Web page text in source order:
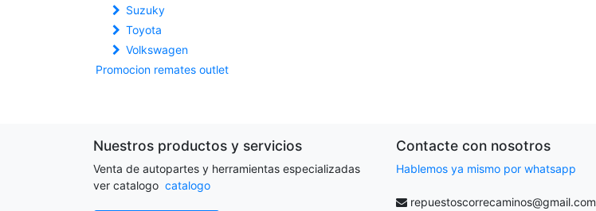
Suzuky
Toyota
Volkswagen
Promocion remates outlet
Nuestros productos y servicios
Venta de autopartes y herramientas especializadas
ver catalogo catalogo
Contacte con nosotros
Hablemos ya mismo por whatsapp
repuestoscorrecaminos@gmail.com